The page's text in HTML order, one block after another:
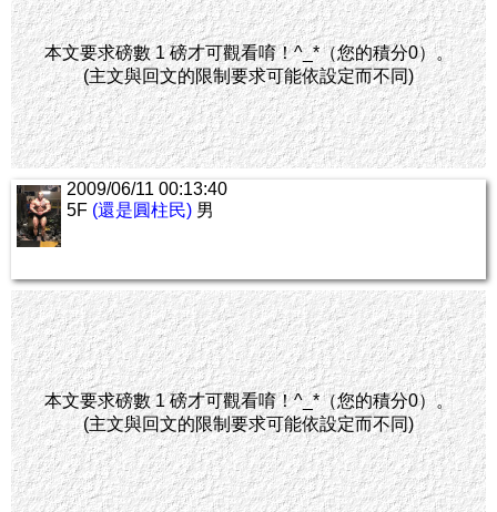
本文要求磅數 1 磅才可觀看唷！^_*（您的積分0）。
(主文與回文的限制要求可能依設定而不同)
2009/06/11 00:13:40
5F (還是圓柱民) 男
本文要求磅數 1 磅才可觀看唷！^_*（您的積分0）。
(主文與回文的限制要求可能依設定而不同)